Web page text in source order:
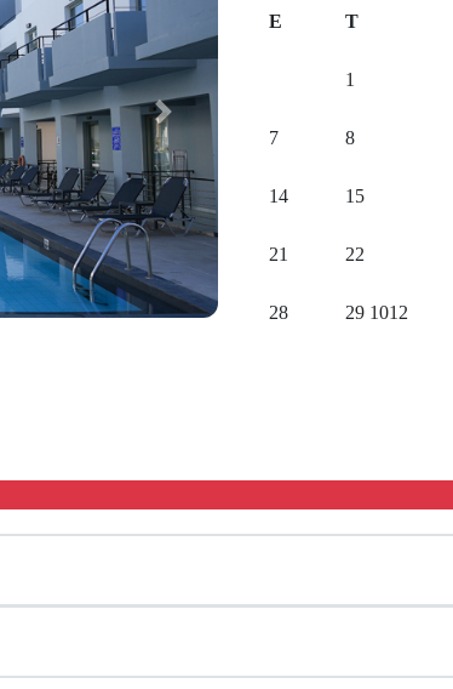
Next
E T
1
7 8
14 15
21 22
28 29 1012